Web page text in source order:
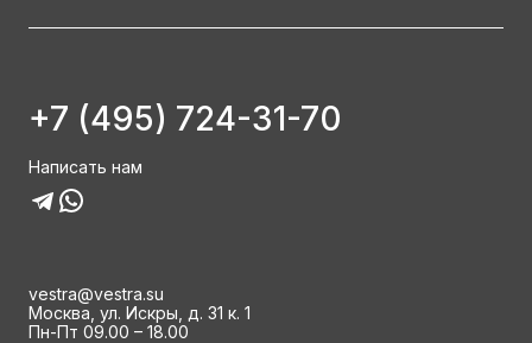
+7 (495) 724-31-70
Написать нам
vestra@vestra.su
Москва, ул. Искры, д. 31 к. 1
Пн-Пт 09.00 – 18.00